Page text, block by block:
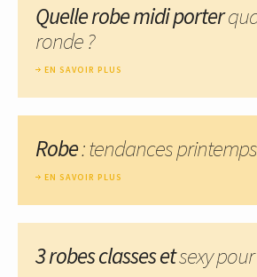
Quelle robe midi porter
ronde ?
EN SAVOIR PLUS
Robe: tendances
EN SAVOIR PLUS
3 robes classes etsexy